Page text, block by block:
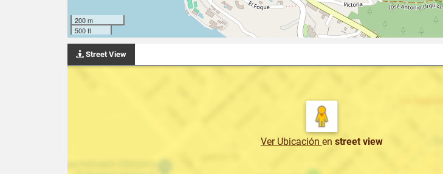
200 m
500 ft
Street View
Ver Ubicación en street view